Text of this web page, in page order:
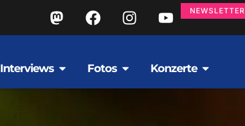
NEWSLETTER
Interviews Fotos Konzerte